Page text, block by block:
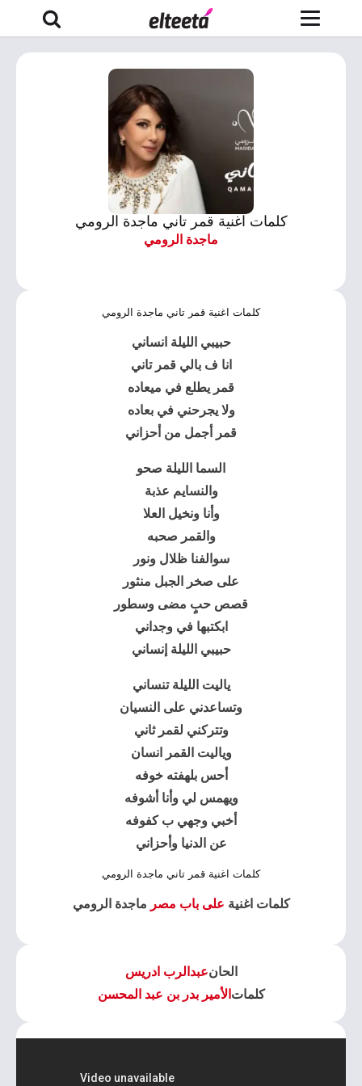
كلمات اغنية قمر تاني ماجدة الرومي
ماجدة الرومي
كلمات اغنية قمر تاني ماجدة الرومي
حبيبي الليلة انساني
انا ف بالي قمر تاني
قمر يطلع في ميعاده
ولا يجرحني في بعاده
قمر أجمل من أحزاني
السما الليلة صحو
والنسايم عذبة
وأنا ونخيل العلا
والقمر صحبه
سوالفنا ظلال ونور
على صخر الجبل منثور
قصص حبٍ مضى وسطور
ابكتبها في وجداني
حبيبي الليلة إنساني
ياليت الليلة تنساني
وتساعدني على النسيان
وتتركني لقمر ثاني
وياليت القمر انسان
أحس بلهفته خوفه
ويهمس لي وأنا أشوفه
أخبي وجهي ب كفوفه
عن الدنيا وأحزاني
كلمات اغنية قمر تاني ماجدة الرومي
كلمات اغنية على باب مصر ماجدة الرومي
الحانعبدالرب ادريس
كلمات الأمير بدر بن عبد المحسن